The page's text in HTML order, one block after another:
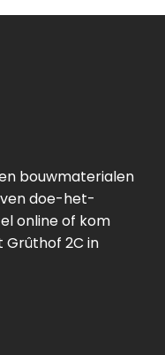
bouwmaterialen
doe-het-
online of kom
Grûthof 2C in